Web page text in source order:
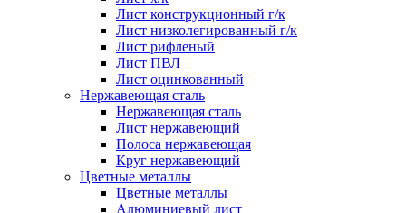
Лист конструкционный г/к
Лист низколегированный г/к
Лист рифленый
Лист ПВЛ
Лист оцинкованный
Нержавеющая сталь
Нержавеющая сталь
Лист нержавеющий
Полоса нержавеющая
Круг нержавеющий
Цветные металлы
Цветные металлы
Алюминиевый лист